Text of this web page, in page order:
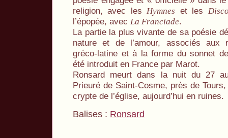
religion, avec lesHymnes et les
l’épopée, avec La Franciade.
La partie la plus vivante de sa poésie
nature et de l’amour, associés aux
gréco-latine et à la forme du sonnet
été introduit en France par Marot.
Ronsard meurt dans la nuit du 27
Prieuré de Saint-Cosme, près de
crypte de l’église, aujourd’hui en ruines.
Balises : Ronsard